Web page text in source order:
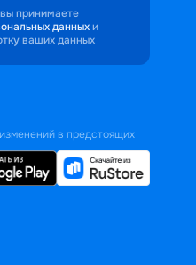
принимаете
данных и
ваших данных
в предстоящих